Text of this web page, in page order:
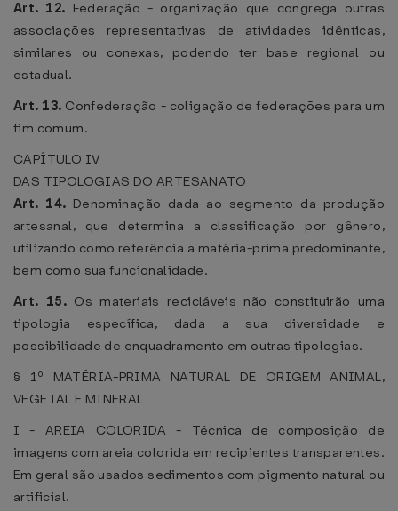
Art. 12. Federação - organização que congrega outras
associações representativas de atividades idênticas,
similares ou conexas, podendo ter base regional ou
estadual.
Art. 13. Confederação - coligação de federações para um
fim comum.
CAPÍTULO IV
DAS TIPOLOGIAS DO ARTESANATO
Art. 14. Denominação dada ao segmento da produção
artesanal, que determina a classificação por gênero,
utilizando como referência a matéria-prima predominante,
bem como sua funcionalidade.
Art. 15. Os materiais recicláveis não constituirão uma
tipologia específica, dada a sua diversidade e
possibilidade de enquadramento em outras tipologias.
§ 1º MATÉRIA-PRIMA NATURAL DE ORIGEM ANIMAL,
VEGETAL E MINERAL
I - AREIA COLORIDA - Técnica de composição de
imagens com areia colorida em recipientes transparentes.
Em geral são usados sedimentos com pigmento natural ou
artificial.